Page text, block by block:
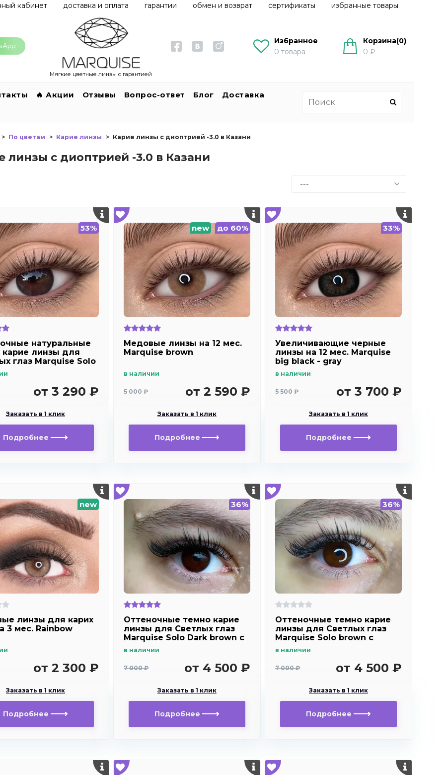
кабинет доставка и оплата гарантии обмен и возврат сертификаты избранные товары
Мягкие цветные линзы с гарантией
Избранное
0 товара
Корзина(0)
0 ₽
🔥 Акции Отзывы Вопрос-ответ Блог
Доставка
По цветам Карие линзы Карие линзы с диоптрией -3.0 в Казани
линзы с диоптрией -3.0 в Казани
53%
натуральные
карие линзы для
глаз Marquise Solo
диоптрии для
и
от 3 290 ₽
Заказать в 1 клик
Подробнее
new до 60%
Медовые линзы на 12 мес.
Marquise brown
в наличии
5 000 ₽ от 2 590 ₽
Заказать в 1 клик
Подробнее
33%
Увеличивающие черные
линзы на 12 мес. Marquise
big black - gray
в наличии
5 500 ₽ от 3 700 ₽
Заказать в 1 клик
Подробнее
new
линзы для карих
3 мес. Rainbow
от 2 300 ₽
Заказать в 1 клик
Подробнее
36%
Оттеночные темно карие
линзы для Светлых глаз
Marquise Solo Dark brown с
Плюсовые диоптрии для
дальнозоркости и
близорукости
в наличии
7 000 ₽ от 4 500 ₽
Заказать в 1 клик
Подробнее
36%
Оттеночные темно карие
линзы для Светлых глаз
Marquise Solo brown с
Плюсовые диоптрии для
дальнозоркости и
близорукости
в наличии
7 000 ₽ от 4 500 ₽
Заказать в 1 клик
Подробнее